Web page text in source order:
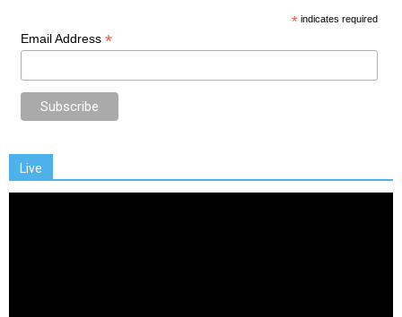
* indicates required
Email Address *
Live